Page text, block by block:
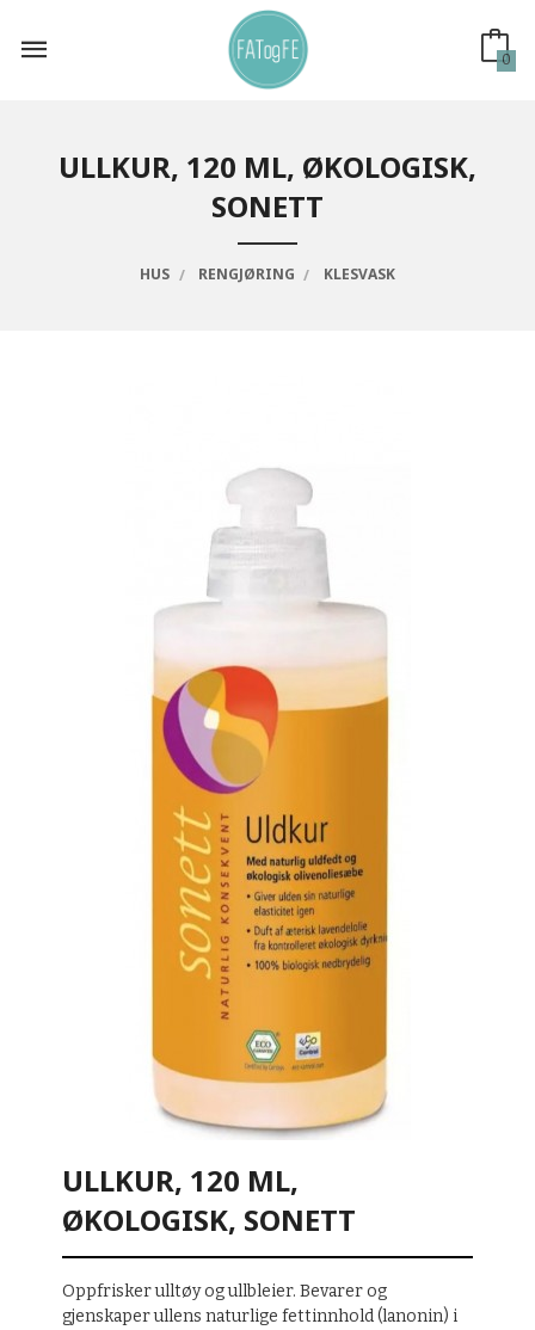
innholdet
0
ULLKUR, 120 ML, ØKOLOGISK,
SONETT
HUS RENGJØRING KLESVASK
ULLKUR, 120 ML,
ØKOLOGISK, SONETT
Oppfrisker ulltøy og ullbleier. Bevarer og
gjenskaper ullens naturlige fettinnhold (lanonin) i